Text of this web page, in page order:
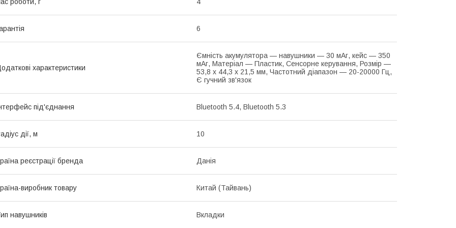
6
характеристики
Ємність акумулятора — навушники — 30 мАг, кейс — 350
мАг, Матеріал — Пластик, Сенсорне керування, Розмір —
53,8 х 44,3 х 21,5 мм, Частотний діапазон — 20-20000 Гц,
Є гучний зв'язок
під'єднання Bluetooth 5.4, Bluetooth 5.3
дії, м 10
реєстрації бренда Данія
виробник товару Китай (Тайвань)
навушників Вкладки